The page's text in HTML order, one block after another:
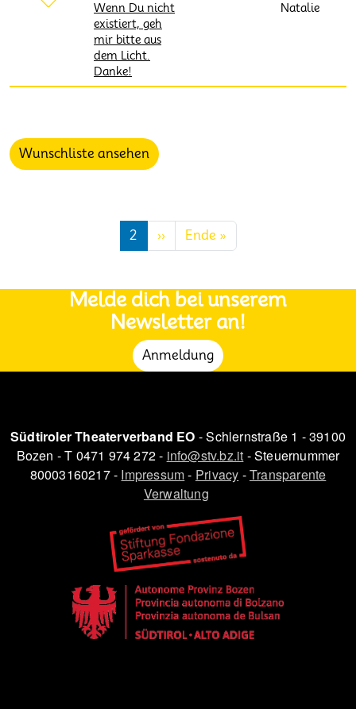
Wenn Du nicht
existiert, geh
mir bitte aus
dem Licht.
Danke!
Natalie
2 ››Nächste Seite
Ende »Letzte Seite
Wunschliste ansehen
Melde dich bei unserem
Newsletter an!
Anmeldung
Südtiroler Theaterverband EO - Schlernstraße 1 - 39100
Bozen - T 0471 974 272 - info@stv.bz.it - Steuernummer
80003160217 - Impressum- Privacy -Transparente
Verwaltung